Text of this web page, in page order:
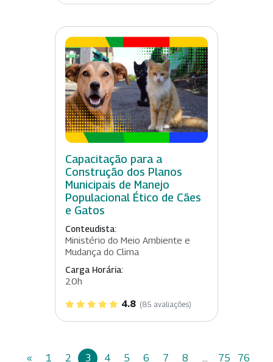
Capacitação para a
Construção dos Planos
Municipais de Manejo
Populacional Ético de Cães
e Gatos
Conteudista:
Ministério do Meio Ambiente e
Mudança do Clima
Carga Horária:
20h
4.8 (85 avaliações)
« 1 2 3 4 5 6 7 8 ... 75 76